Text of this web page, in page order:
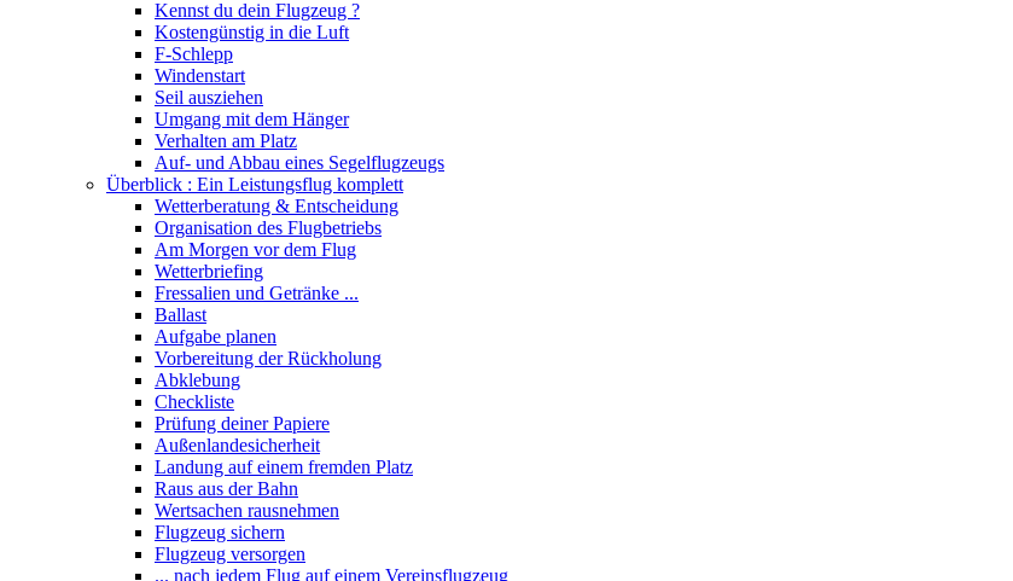
Kennst du dein Flugzeug ?
Kostengünstig in die Luft
F-Schlepp
Windenstart
Seil ausziehen
Umgang mit dem Hänger
Verhalten am Platz
Auf- und Abbau eines Segelflugzeugs
Überblick : Ein Leistungsflug komplett
Wetterberatung & Entscheidung
Organisation des Flugbetriebs
Am Morgen vor dem Flug
Wetterbriefing
Fressalien und Getränke ...
Ballast
Aufgabe planen
Vorbereitung der Rückholung
Abklebung
Checkliste
Prüfung deiner Papiere
Außenlandesicherheit
Landung auf einem fremden Platz
Raus aus der Bahn
Wertsachen rausnehmen
Flugzeug sichern
Flugzeug versorgen
... nach jedem Flug auf einem Vereinsflugzeug